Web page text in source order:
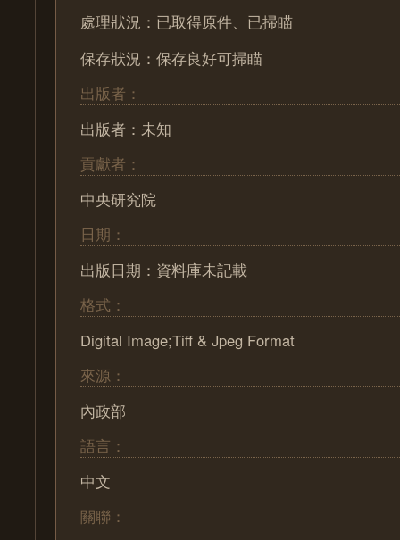
處理狀況：已取得原件、已掃瞄
保存狀況：保存良好可掃瞄
出版者：
出版者：未知
貢獻者：
中央研究院
日期：
出版日期：資料庫未記載
格式：
Digital Image;Tiff & Jpeg Format
來源：
內政部
語言：
中文
關聯：